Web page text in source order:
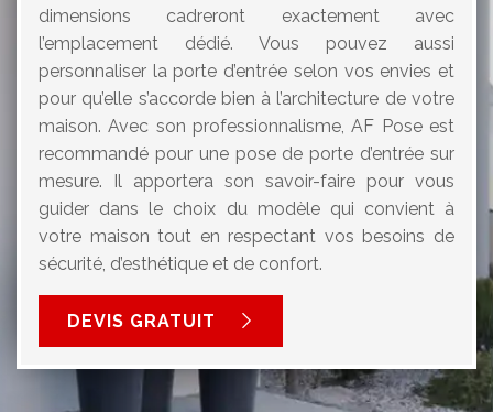
dimensions cadreront exactement avec
l’emplacement dédié. Vous pouvez aussi
personnaliser la porte d’entrée selon vos envies et
pour qu’elle s’accorde bien à l’architecture de votre
maison. Avec son professionnalisme, AF Pose est
recommandé pour une pose de porte d’entrée sur
mesure. Il apportera son savoir-faire pour vous
guider dans le choix du modèle qui convient à
votre maison tout en respectant vos besoins de
sécurité, d’esthétique et de confort.
DEVIS GRATUIT